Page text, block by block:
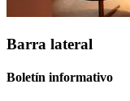
Barra lateral
Boletín informativo